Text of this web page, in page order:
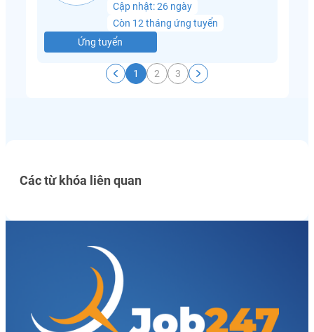
Cập nhật: 26 ngày
Còn 12 tháng ứng tuyển
Ứng tuyển
1 2 3
Các từ khóa liên quan